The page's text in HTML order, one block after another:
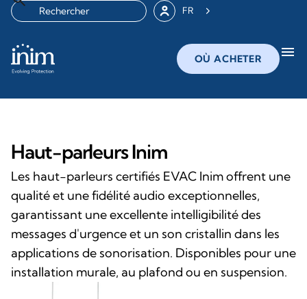
FR
OÙ ACHETER menu
Haut-parleurs Inim
Les haut-parleurs certifiés EVAC Inim offrent une
qualité et une fidélité audio exceptionnelles,
garantissant une excellente intelligibilité des
messages d'urgence et un son cristallin dans les
applications de sonorisation. Disponibles pour une
installation murale, au plafond ou en suspension.